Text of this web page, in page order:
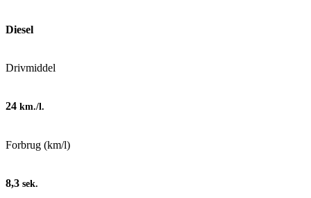
Diesel
Drivmiddel
24 km./l.
Forbrug (km/l)
8,3 sek.